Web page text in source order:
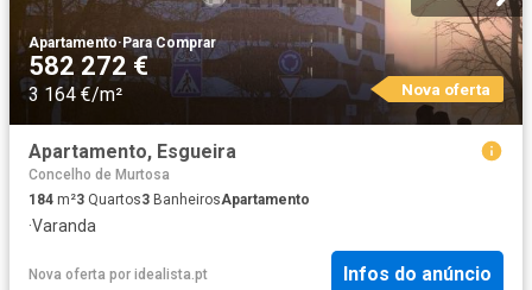
Apartamento·Para Comprar
582 272 €
3 164 €/m² Nova oferta
Apartamento, Esgueira
Concelho de Murtosa
184 m²3 Quartos3 BanheirosApartamento
·Varanda
Nova oferta por idealista.pt Infos do anúncio